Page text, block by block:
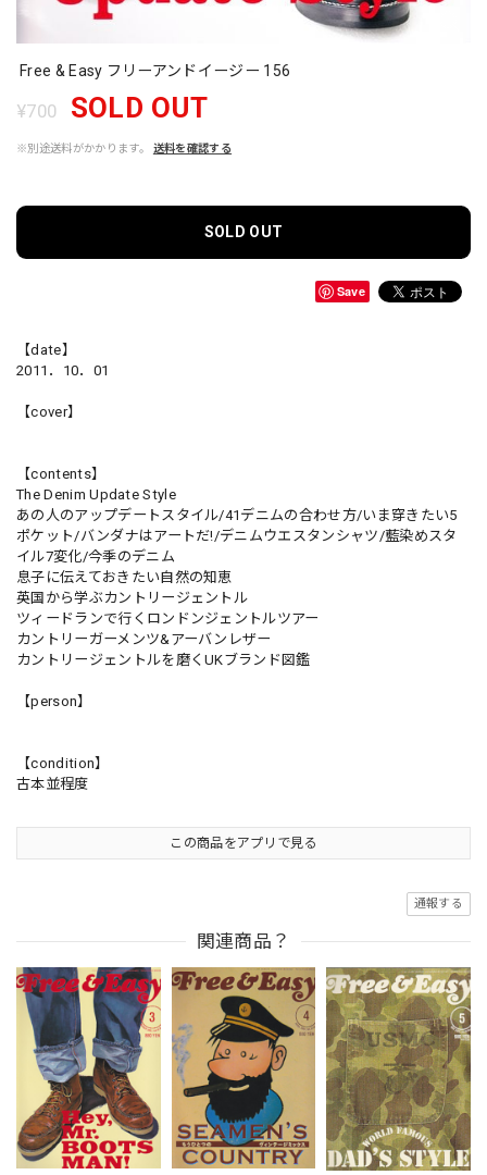
Free & Easy フリーアンドイージー 156
¥700 SOLD OUT
※別途送料がかかります。 送料を確認する
SOLD OUT
Save
【date】
2011．10．01
【cover】
【contents】
The Denim Update Style
あの人のアップデートスタイル/41デニムの合わせ方/いま穿きたい5
ポケット/バンダナはアートだ!/デニムウエスタンシャツ/藍染めスタ
イル7変化/今季のデニム
息子に伝えておきたい自然の知恵
英国から学ぶカントリージェントル
ツィードランで行くロンドンジェントルツアー
カントリーガーメンツ&アーバンレザー
カントリージェントルを磨くUKブランド図鑑
【person】
【condition】
古本並程度
この商品をアプリで見る
通報する
関連商品？